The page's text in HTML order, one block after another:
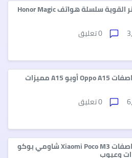
عودة هونر القوية سلسلة هواتف Honor Magic
سعر ومواصفات Oppo A15 أوبو A15 مميزات
سعر ومواصفات Xiaomi Poco M3 شاومي بوكو